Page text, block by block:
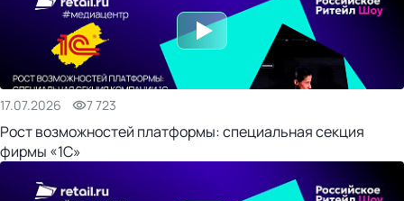
17.07.2026 7 723
Рост возможностей платформы: специальная секция
фирмы «1С»